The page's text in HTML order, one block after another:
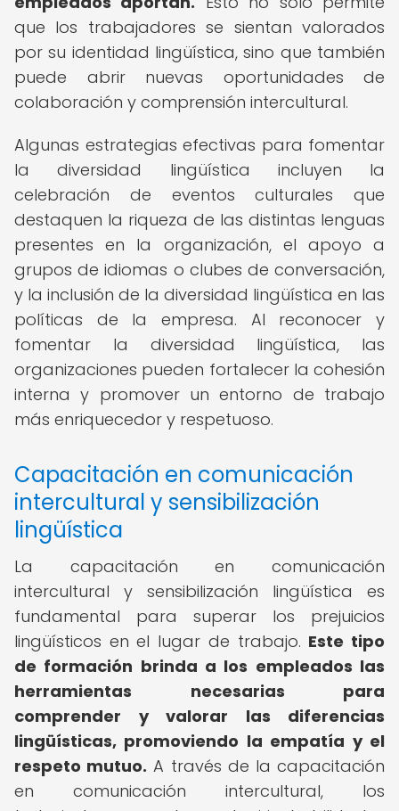
que los trabajadores se sientan valorados
por su identidad lingüística, sino que también
puede abrir nuevas oportunidades de
colaboración y comprensión intercultural.
Algunas estrategias efectivas para fomentar
la diversidad lingüística incluyen la
celebración de eventos culturales que
destaquen la riqueza de las distintas lenguas
presentes en la organización, el apoyo a
grupos de idiomas o clubes de conversación,
y la inclusión de la diversidad lingüística en las
políticas de la empresa. Al reconocer y
fomentar la diversidad lingüística, las
organizaciones pueden fortalecer la cohesión
interna y promover un entorno de trabajo
más enriquecedor y respetuoso.
Capacitación en comunicación
intercultural y sensibilización
lingüística
La capacitación en comunicación
intercultural y sensibilización lingüística es
fundamental para superar los prejuicios
lingüísticos en el lugar de trabajo. Este tipo
de formación brinda a los empleados las
herramientas necesarias para
comprender y valorar las diferencias
lingüísticas, promoviendo la empatía y el
respeto mutuo. A través de la capacitación
en comunicación intercultural, los